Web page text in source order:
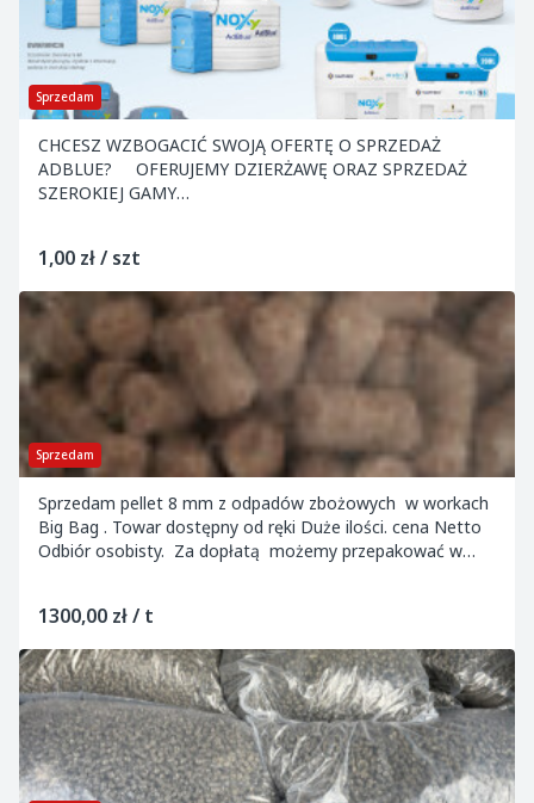
Sprzedam
CHCESZ WZBOGACIĆ SWOJĄ OFERTĘ O SPRZEDAŻ
ADBLUE? OFERUJEMY DZIERŻAWĘ ORAZ SPRZEDAŻ
SZEROKIEJ GAMY
...
1,00 zł / szt
Sprzedam
Sprzedam pellet 8 mm z odpadów zbożowych w workach
Big Bag . Towar dostępny od ręki Duże ilości. cena Netto
Odbiór osobisty. Za dopłatą możemy przepakować w
1300,00 zł / t